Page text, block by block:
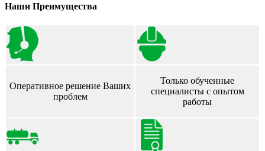
Наши Преимущества
Оперативное решение Ваших
проблем
Только обученные
специалисты с опытом
работы